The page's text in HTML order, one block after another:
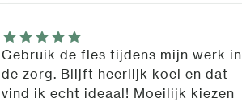
Gebruik de fles tijdens mijn werk in
de zorg. Blijft heerlijk koel en dat
vind ik echt ideaal! Moeilijk kiezen